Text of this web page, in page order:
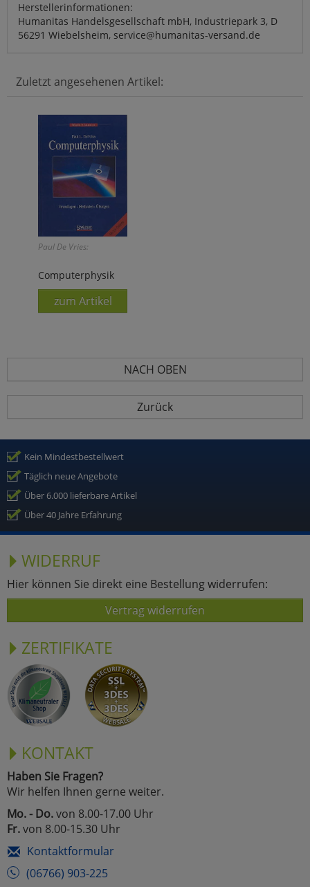
Herstellerinformationen:
Humanitas Handelsgesellschaft mbH, Industriepark 3, D
56291 Wiebelsheim, service@humanitas-versand.de
Zuletzt angesehenen Artikel:
Paul De Vries:
Computerphysik
zum Artikel
NACH OBEN
Zurück
Kein Mindestbestellwert
Täglich neue Angebote
Über 6.000 lieferbare Artikel
Über 40 Jahre Erfahrung
WIDERRUF
Hier können Sie direkt eine Bestellung widerrufen:
Vertrag widerrufen
ZERTIFIKATE
KONTAKT
Haben Sie Fragen?
Wir helfen Ihnen gerne weiter.
Mo. - Do.von 8.00-17.00 Uhr
Fr.von 8.00-15.30 Uhr
Kontaktformular
(06766) 903-225